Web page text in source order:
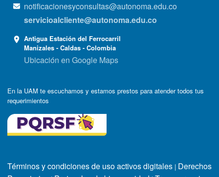
notificacionesyconsultas@autonoma.edu.co
servicioalcliente@autonoma.edu.co
Antigua Estación del Ferrocarril
Manizales - Caldas - Colombia
Ubicación en Google Maps
En la UAM te escuchamos y estamos prestos para atender todos tus
requerimientos
Términos y condiciones de uso activos digitales | Derechos